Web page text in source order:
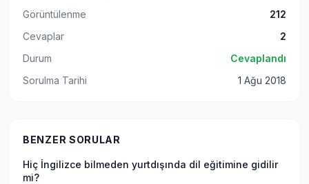
Görüntülenme
212
Cevaplar
2
Durum
Cevaplandı
Sorulma Tarihi
1 Ağu 2018
BENZER SORULAR
Hiç İngilizce bilmeden yurtdışında dil eğitimine gidilir
mi?